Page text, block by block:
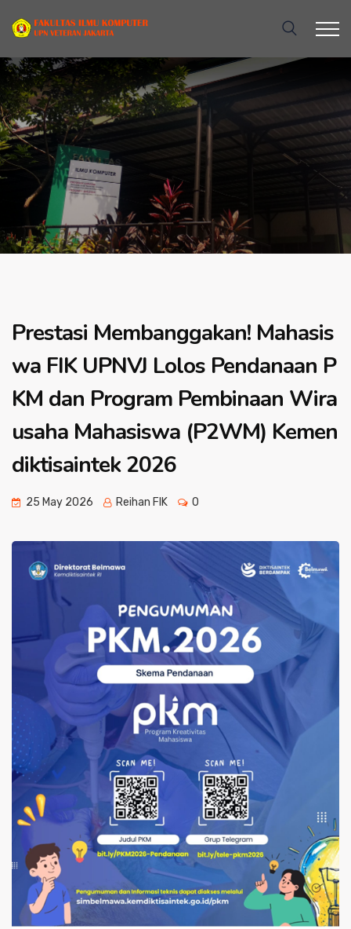
Prestasi Membanggakan! Mahasis
wa FIK UPNVJ Lolos Pendanaan P
KM dan Program Pembinaan Wira
usaha Mahasiswa (P2WM) Kemen
diktisaintek 2026
25 May 2026 Reihan FIK 0